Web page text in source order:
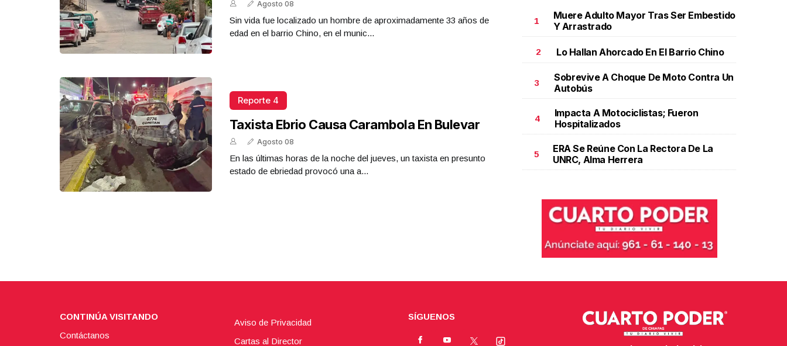
Agosto 08
Sin vida fue localizado un hombre de aproximadamente 33 años de
edad en el barrio Chino, en el munic...
Reporte 4
Taxista Ebrio Causa Carambola En Bulevar
Agosto 08
En las últimas horas de la noche del jueves, un taxista en presunto
estado de ebriedad provocó una a...
Una emotiva jubilación en educación especial. Una
emotiva jubilación en educación especial
Octubre 04 l
1
Muere Adulto Mayor Tras Ser Embestido
Y Arrastrado
2 Lo Hallan Ahorcado En El Barrio Chino
3
Sobrevive A Choque De Moto Contra Un
Autobús
4
Impacta A Motociclistas; Fueron
Hospitalizados
5
ERA Se Reúne Con La Rectora De La
UNRC, Alma Herrera
CONTINÚA VISITANDO
Contáctanos
Aviso de Privacidad
Cartas al Director
SÍGUENOS